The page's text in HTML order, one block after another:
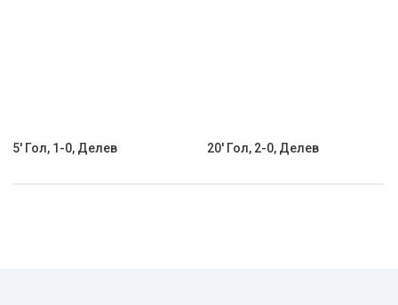
5' Гол, 1-0, Делев 20' Гол, 2-0, Делев